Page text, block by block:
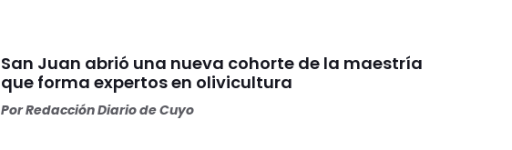
San Juan abrió una nueva cohorte de la maestría
que forma expertos en olivicultura
PorRedacción Diario de Cuyo